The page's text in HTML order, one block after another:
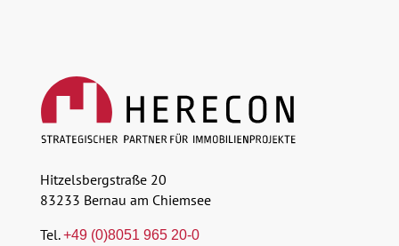
Hitzelsbergstraße 20
83233 Bernau am Chiemsee
Tel.+49 (0)8051 965 20-0